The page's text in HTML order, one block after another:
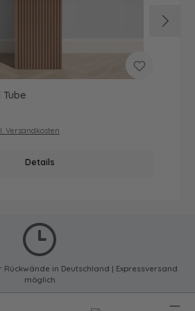
Versandkosten
Details
in Deutschland | Expressversand
möglich